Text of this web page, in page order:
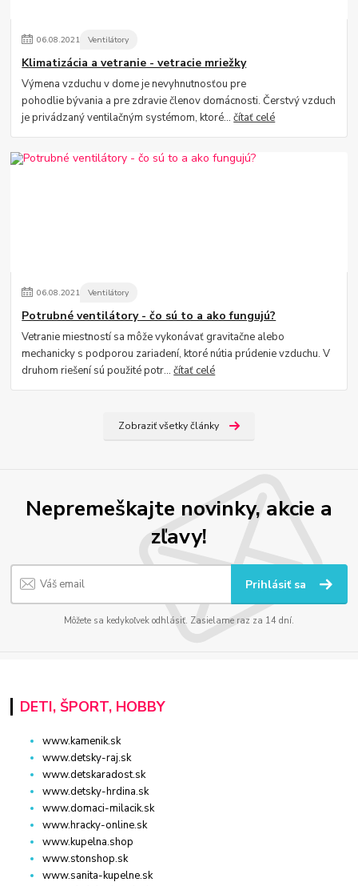
06.08.2021 Ventilátory
Klimatizácia a vetranie - vetracie mriežky
Výmena vzduchu v dome je nevyhnutnosťou pre
pohodlie bývania a pre zdravie členov domácnosti. Čerstvý vzduch
je privádzaný ventilačným systémom, ktoré...čítať celé
06.08.2021 Ventilátory
Potrubné ventilátory - čo sú to a ako fungujú?
Vetranie miestností sa môže vykonávať gravitačne alebo
mechanicky s podporou zariadení, ktoré nútia prúdenie vzduchu. V
druhom riešení sú použité potr...čítať celé
Zobraziť všetky články
Nepremeškajte novinky, akcie a
zľavy!
Prihlásiť sa
Môžete sa kedykoľvek odhlásiť. Zasielame raz za 14 dní.
DETI, ŠPORT, HOBBY
www.kamenik.sk
www.detsky-raj.sk
www.detskaradost.sk
www.detsky-hrdina.sk
www.domaci-milacik.sk
www.hracky-online.sk
www.kupelna.shop
www.stonshop.sk
www.sanita-kupelne.sk